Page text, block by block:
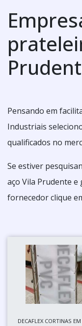
Pensando em
Industriais
qualificados no
Se estiver
aço Vila Prudente
fornecedor clique
DECAFLEX CORTINAS